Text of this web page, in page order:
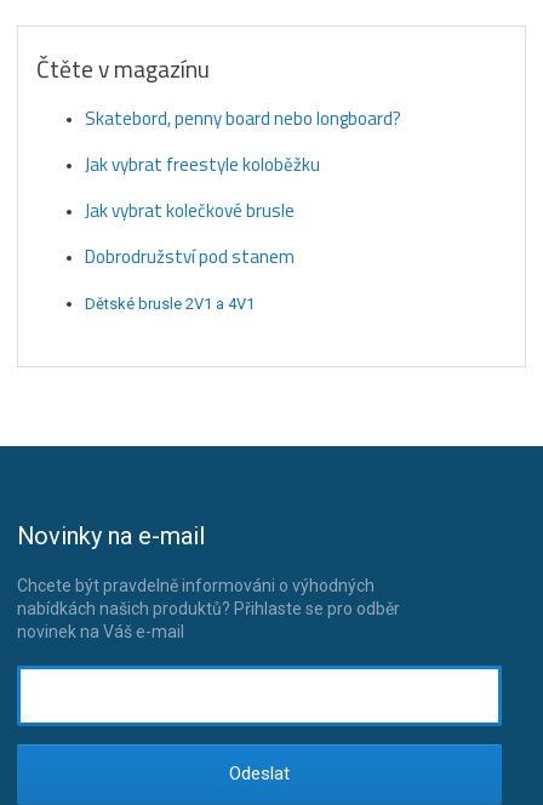
Čtěte v magazínu
Skatebord, penny board nebo longboard?
Jak vybrat freestyle koloběžku
Jak vybrat kolečkové brusle
Dobrodružství pod stanem
Dětské brusle 2V1 a 4V1
Novinky na e-mail
Chcete být pravdelně informováni o výhodných
nabídkách našich produktů? Přihlaste se pro odběr
novinek na Váš e-mail
Odeslat